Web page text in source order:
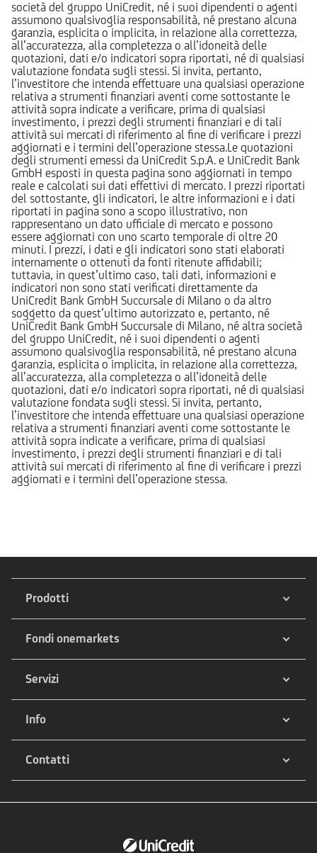
società del gruppo UniCredit, né i suoi dipendenti o agenti
assumono qualsivoglia responsabilità, né prestano alcuna
garanzia, esplicita o implicita, in relazione alla correttezza,
all’accuratezza, alla completezza o all’idoneità delle
quotazioni, dati e/o indicatori sopra riportati, né di qualsiasi
valutazione fondata sugli stessi. Si invita, pertanto,
l’investitore che intenda effettuare una qualsiasi operazione
relativa a strumenti finanziari aventi come sottostante le
attività sopra indicate a verificare, prima di qualsiasi
investimento, i prezzi degli strumenti finanziari e di tali
attività sui mercati di riferimento al fine di verificare i prezzi
aggiornati e i termini dell’operazione stessa.Le quotazioni
degli strumenti emessi da UniCredit S.p.A. e UniCredit Bank
GmbH esposti in questa pagina sono aggiornati in tempo
reale e calcolati sui dati effettivi di mercato. I prezzi riportati
del sottostante, gli indicatori, le altre informazioni e i dati
riportati in pagina sono a scopo illustrativo, non
rappresentano un dato ufficiale di mercato e possono
essere aggiornati con uno scarto temporale di oltre 20
minuti. I prezzi, i dati e gli indicatori sono stati elaborati
internamente o ottenuti da fonti ritenute affidabili;
tuttavia, in quest’ultimo caso, tali dati, informazioni e
indicatori non sono stati verificati direttamente da
UniCredit Bank GmbH Succursale di Milano o da altro
soggetto da quest’ultimo autorizzato e, pertanto, né
UniCredit Bank GmbH Succursale di Milano, né altra società
del gruppo UniCredit, né i suoi dipendenti o agenti
assumono qualsivoglia responsabilità, né prestano alcuna
garanzia, esplicita o implicita, in relazione alla correttezza,
all’accuratezza, alla completezza o all’idoneità delle
quotazioni, dati e/o indicatori sopra riportati, né di qualsiasi
valutazione fondata sugli stessi. Si invita, pertanto,
l’investitore che intenda effettuare una qualsiasi operazione
relativa a strumenti finanziari aventi come sottostante le
attività sopra indicate a verificare, prima di qualsiasi
investimento, i prezzi degli strumenti finanziari e di tali
attività sui mercati di riferimento al fine di verificare i prezzi
aggiornati e i termini dell’operazione stessa.
Prodotti
Fondi onemarkets
Servizi
Info
Contatti